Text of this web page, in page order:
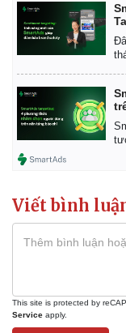
Viết bình
This site is protected by
Service apply.